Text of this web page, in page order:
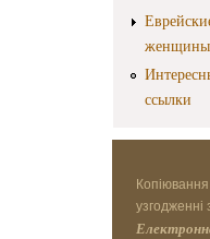
женщины
ссылки
узгодженні